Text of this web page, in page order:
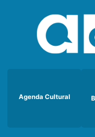
Agenda Cultural